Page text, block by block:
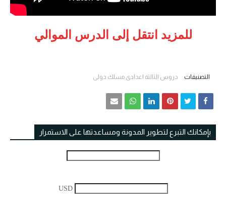
للمزيد انتقل إلى الدرس الموالي
التصنيفات دروس الثالثة اعدادي مسلك دولي
بإمكانك التبرع لتطوير المدونة ومساعدتها على الاستمرار
USD